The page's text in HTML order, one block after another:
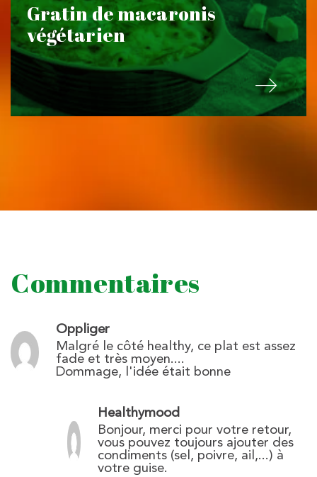
Gratin de macaronis
végétarien
Commentaires
Oppliger
Malgré le côté healthy, ce plat est assez
fade et très moyen....
Dommage, l'idée était bonne
Healthymood
Bonjour, merci pour votre retour,
vous pouvez toujours ajouter des
condiments (sel, poivre, ail,...) à
votre guise.